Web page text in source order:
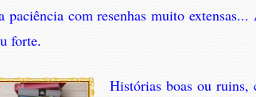
paciência com resenhas muito
forte.
Histórias boas ou ruins,